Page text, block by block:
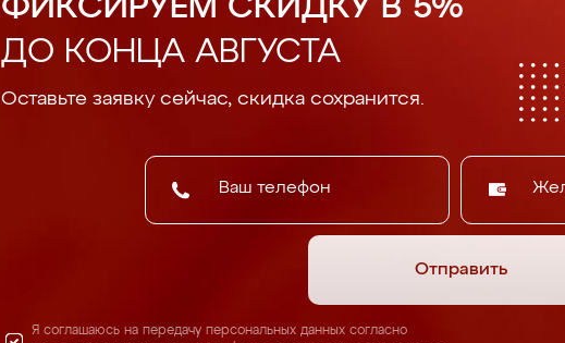
ФИКСИРУЕМ СКИДКУ В 5%
ДО КОНЦА АВГУСТА
Оставьте заявку сейчас, скидка сохранится.
Отправить
Я соглашаюсь на передачу персональных данных согласно